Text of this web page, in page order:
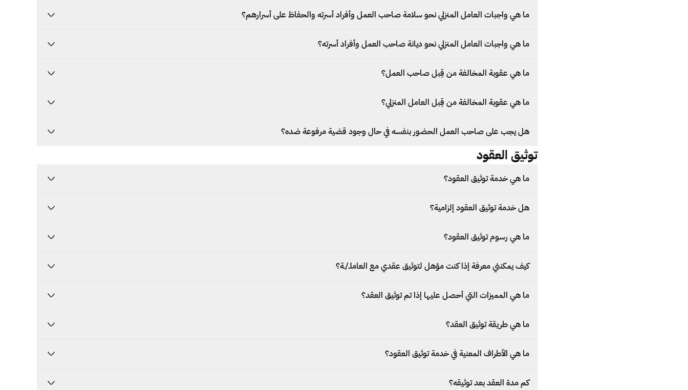
ما هي واجبات العامل المنزلي نحو سلامة صاحب العمل وأفراد أسرته والحفاظ على أسرارهم؟
ما هي واجبات العامل المنزلي نحو ديانة صاحب العمل وأفراد أسرته؟
ما هي عقوبة المخالفة من قِبل صاحب العمل؟
ما هي عقوبة المخالفة من قِبل العامل المنزلي؟
هل يجب على صاحب العمل الحضور بنفسه في حال وجود قضية مرفوعة ضده؟
توثيق العقود
ما هي خدمة توثيق العقود؟
هل خدمة توثيق العقود إلزامية؟
ما هي رسوم توثيق العقود؟
كيف يمكنني معرفة إذا كنت مؤهل لتوثيق عقدي مع العاملـ/ـة؟
ما هي المميزات التي أحصل عليها إذا تم توثيق العقد؟
ما هي طريقة توثيق العقد؟
ما هي الأطراف المعنية في خدمة توثيق العقود؟
كم مدة العقد بعد توثيقه؟